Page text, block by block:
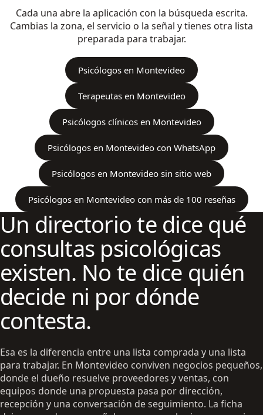
Cada una abre la aplicación con la búsqueda escrita.
Cambias la zona, el servicio o la señal y tienes otra lista
preparada para trabajar.
Psicólogos en Montevideo
Terapeutas en Montevideo
Psicólogos clínicos en Montevideo
Psicólogos en Montevideo con WhatsApp
Psicólogos en Montevideo sin sitio web
Psicólogos en Montevideo con más de 100 reseñas
Un directorio te dice qué
consultas psicológicas
existen. No te dice quién
decide ni por dónde
contesta.
Esa es la diferencia entre una lista comprada y una lista
para trabajar. En Montevideo conviven negocios pequeños,
donde el dueño resuelve proveedores y ventas, con
equipos donde una propuesta pasa por dirección,
recepción y una conversación de seguimiento. La ficha